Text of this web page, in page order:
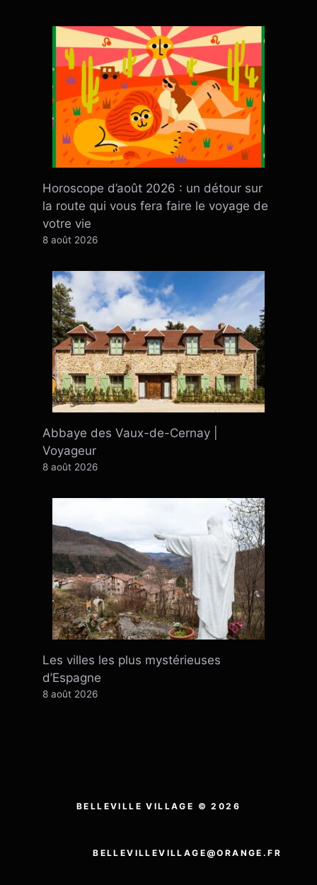
Horoscope d’août 2026 : un détour sur
la route qui vous fera faire le voyage de
votre vie
8 août 2026
Abbaye des Vaux-de-Cernay |
Voyageur
8 août 2026
Les villes les plus mystérieuses
d’Espagne
8 août 2026
BELLEVILLE VILLAGE © 2026
BELLEVILLEVILLAGE@ORANGE.FR